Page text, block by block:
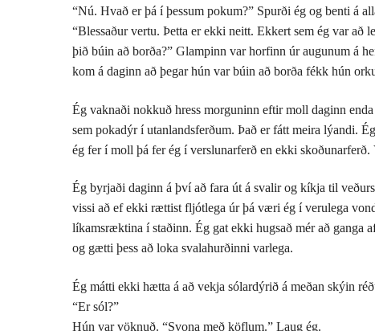
“Nú. Hvað er þá í þessum pokum?” Spurði ég og benti á
“Blessaður vertu. Þetta er ekki neitt. Ekkert sem ég var
þið búin að borða?” Glampinn var horfinn úr augunum á
kom á daginn að þegar hún var búin að borða fékk hún
Ég vaknaði nokkuð hress morguninn eftir moll daginn
sem pokadýr í utanlandsferðum. Það er fátt meira lýandi.
ég fer í moll þá fer ég í verslunarferð en ekki
Ég byrjaði daginn á því að fara út á svalir og kíkja til
vissi að ef ekki rættist fljótlega úr þá væri ég í verulega
líkamsræktina í staðinn. Ég gat ekki hugsað mér að ganga
og gætti þess að loka svalahurðinni varlega.
Ég mátti ekki hætta á að vekja sólardýrið á meðan skýin
“Er sól?”
Hún var vöknuð. “Svona með köflum.” Laug ég.